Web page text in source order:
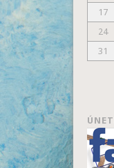
17
24
31